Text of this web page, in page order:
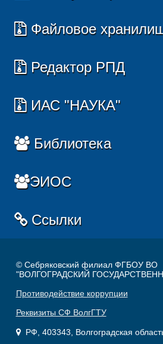
Файловое
Редактор РПД
ИАС "НАУКА"
Библиотека
ЭИОС
Ссылки
© Себряковский филиал ФГБОУ ВО
"ВОЛГОГРАДСКИЙ
Противодействие коррупции
Реквизиты СФ ВолгГТУ
РФ, 403343, Волгоградская